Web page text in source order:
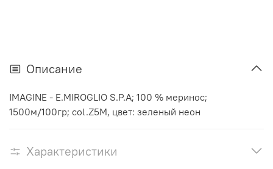
Описание
IMAGINE - E.MIROGLIO S.P.A; 100 % меринос;
1500м/100гр; col.Z5M, цвет: зеленый неон
Характеристики